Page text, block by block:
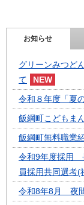
お知らせ
グリーンみつど
て
令和８年度「夏
飯綱町こどもま
飯綱町無料職業
令和9年度採用
員採用共同選考(
令和8年8月 夜